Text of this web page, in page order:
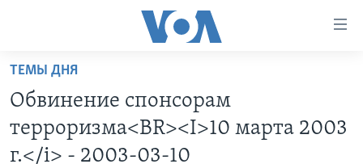
Перейти
основной
контент
Перейти
ГЛАВНОЕ
АМЕРИКА
ПРОЕКТЫ
ТЕМЫ ДНЯ
Обвинение спонсорам
терроризма<BR><I>10 марта 2003
г.</i> - 2003-03-10